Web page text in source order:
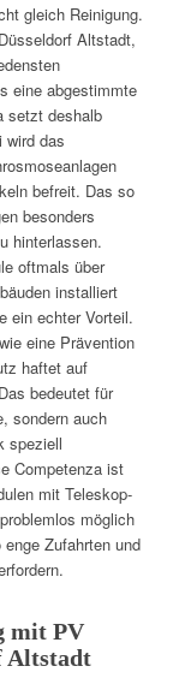
gleich Reinigung.
Altstadt,
eine abgestimmte
setzt deshalb
wird das
befreit. Das so
besonders
hinterlassen.
oftmals über
installiert
ein echter Vorteil.
eine Prävention
haftet auf
bedeutet für
sondern auch
speziell
Competenza ist
mit Teleskop-
möglich
Zufahrten und
mit PV
Altstadt